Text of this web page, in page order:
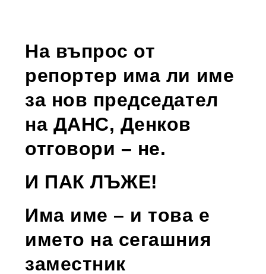
На въпрос от
репортер има ли име
за нов председател
на ДАНС, Денков
отговори – не.
И ПАК ЛЪЖЕ!
Има име – и това е
името на сегашния
заместник